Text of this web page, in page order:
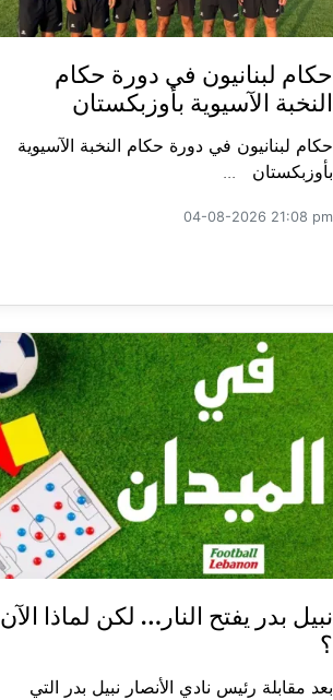
حكام لبنانيون في دورة حكام
النخبة الآسيوية بأوزبكستان
حكام لبنانيون في دورة حكام النخبة الآسيوية
بأوزبكستان ...
04-08-2026 21:08 pm
نبيل بدر يفتح النار… لكن لماذا الآن
؟
بعد مقابلة رئيس نادي الأنصار نبيل بدر التي